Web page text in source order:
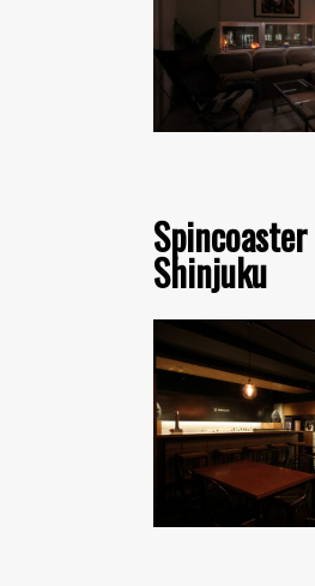
Shinjuku